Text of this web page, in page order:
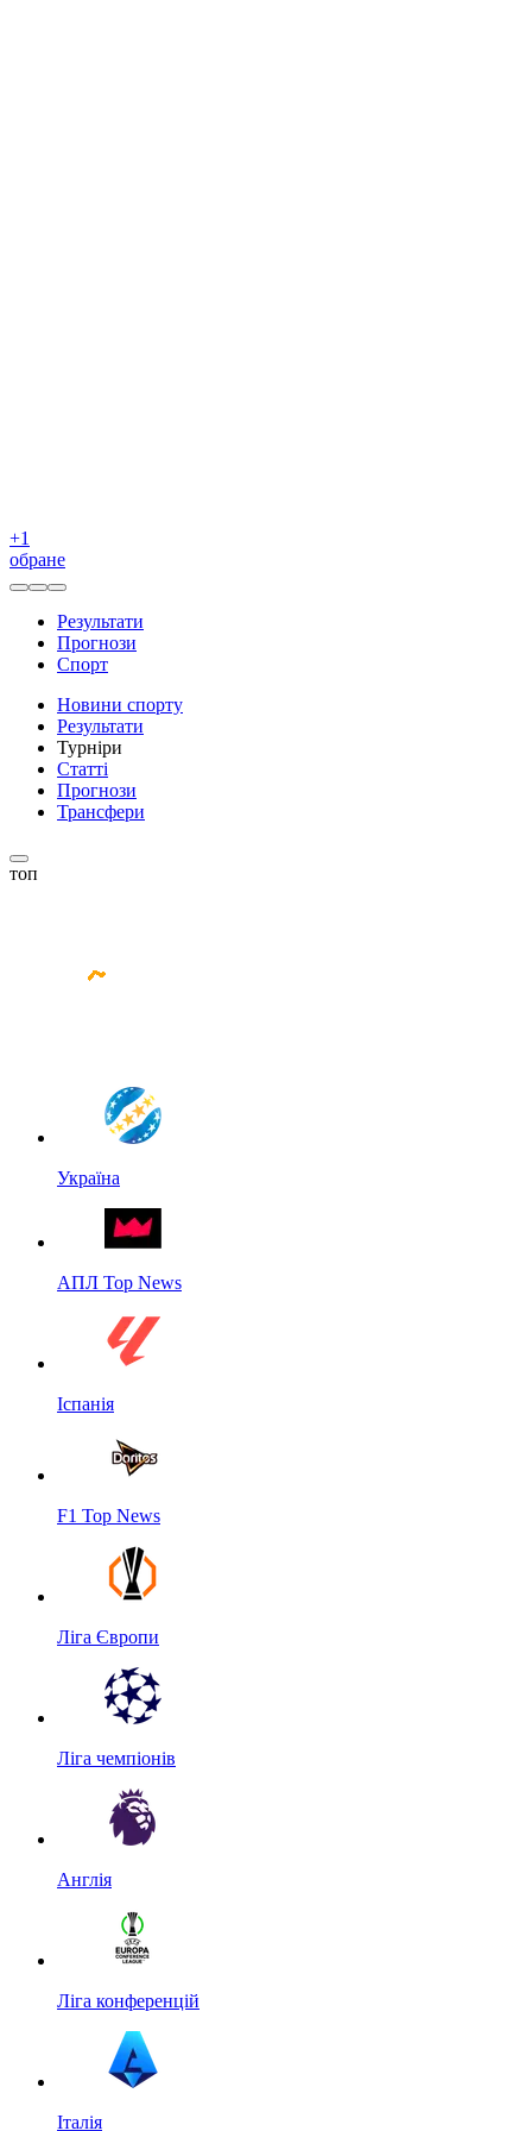
+1
обране
Результати
Прогнози
Спорт
Новини спорту
Результати
Турніри
Статті
Прогнози
Трансфери
топ
Україна
АПЛ Top News
Іспанія
F1 Top News
Ліга Європи
Ліга чемпіонів
Англія
Ліга конференцій
Італія